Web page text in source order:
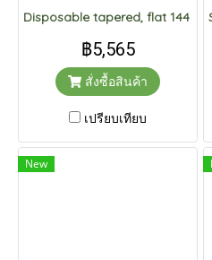
Disposable tapered, flat 144
฿5,565
สั่งซื้อสินค้า
เปรียบเทียบ
New